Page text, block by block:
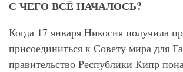
С ЧЕГО ВСЁ НАЧАЛОСЬ?
Когда 17 января Никосия получила
присоединиться к Совету мира для
правительство Республики Кипр